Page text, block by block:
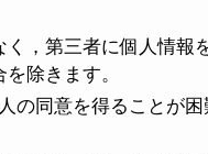
，第三者に個人情報
除きます。
の同意を得ることが困